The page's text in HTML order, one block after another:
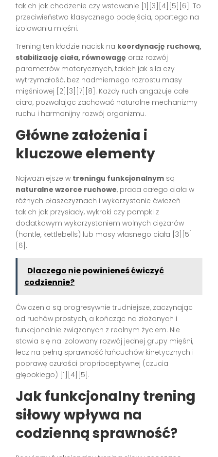
takich jak chodzenie czy wstawanie [1][3][4][5][6] . To
przeciwieństwo klasycznego podejścia, opartego na
izolowaniu mięśni.
Trening ten kładzie nacisk na koordynację ruchową,
stabilizację ciała, równowagę oraz rozwój
parametrów motorycznych, takich jak siła czy
wytrzymałość, bez nadmiernego rozrostu masy
mięśniowej [2][3][7][8] . Każdy ruch angażuje całe
ciało, pozwalając zachować naturalne mechanizmy
ruchu i harmonijny rozwój organizmu.
Główne założenia i
kluczowe elementy
Najważniejsze w treningu funkcjonalnym są
naturalne wzorce ruchowe, praca całego ciała w
różnych płaszczyznach i wykorzystanie ćwiczeń
takich jak przysiady, wykroki czy pompki z
dodatkowym wykorzystaniem wolnych ciężarów
(hantle, kettlebells) lub masy własnego ciała [3][5]
[6] .
Dlaczego nie powinieneś ćwiczyć
codziennie?
Ćwiczenia są progresywnie trudniejsze, zaczynając
od ruchów prostych, a kończąc na złożonych i
funkcjonalnie związanych z realnym życiem. Nie
stawia się na izolowany rozwój jednej grupy mięśni,
lecz na pełną sprawność łańcuchów kinetycznych i
poprawę czułości proprioceptywnej (czucia
głębokiego) [1][4][5] .
Jak funkcjonalny trening
siłowy wpływa na
codzienną sprawność?